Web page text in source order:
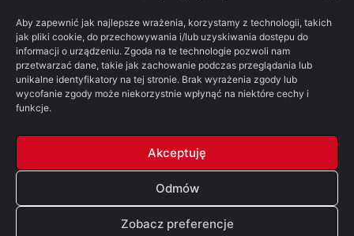
Aby zapewnić jak najlepsze wrażenia, korzystamy z technologii, takich
jak pliki cookie, do przechowywania i/lub uzyskiwania dostępu do
informacji o urządzeniu. Zgoda na te technologie pozwoli nam
przetwarzać dane, takie jak zachowanie podczas przeglądania lub
unikalne identyfikatory na tej stronie. Brak wyrażenia zgody lub
wycofanie zgody może niekorzystnie wpłynąć na niektóre cechy i
funkcje.
Akceptuję
Odmów
Zobacz preferencje
recenzja książki
Ród Smoka Silmarillion
SithFrog
Starcie Królów
Star Wars
Szalone Teorie
Tolkienowskie Q&A
Voo
Wieści z Cytadeli
© Copyright 2026, All Rights Reserved | FSGK.PL